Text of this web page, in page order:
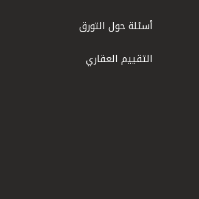
أسئلة حول التورق
التقييم العقاري